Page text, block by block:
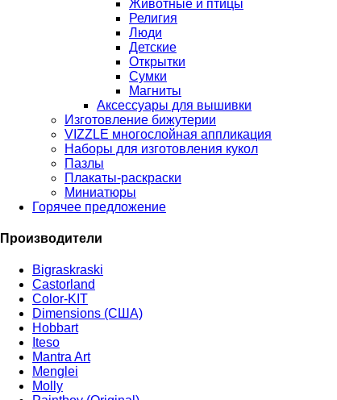
Животные и птицы
Религия
Люди
Детские
Открытки
Сумки
Магниты
Аксессуары для вышивки
Изготовление бижутерии
VIZZLE многослойная аппликация
Наборы для изготовления кукол
Пазлы
Плакаты-раскраски
Миниатюры
Горячее предложение
Производители
Bigraskraski
Castorland
Color-KIT
Dimensions (США)
Hobbart
Iteso
Mantra Art
Menglei
Molly